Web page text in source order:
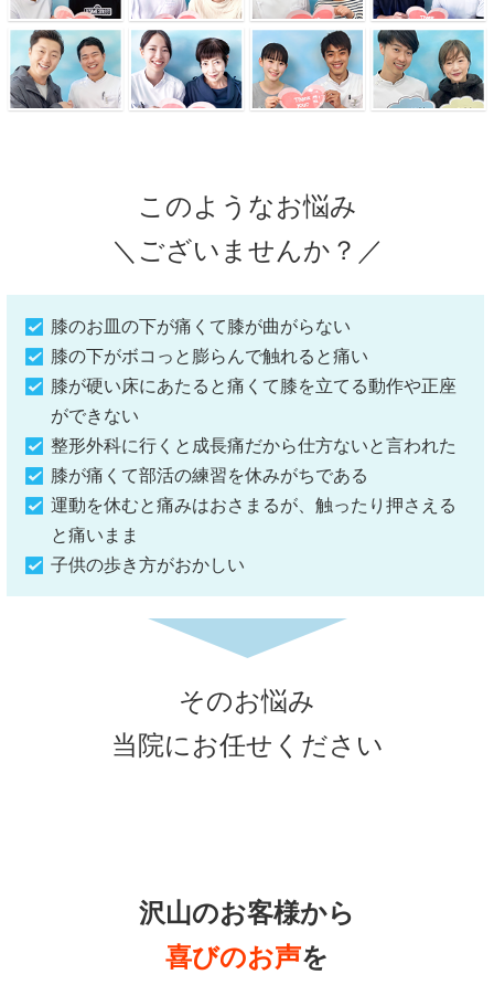
このようなお悩み
＼ございませんか？／
膝のお皿の下が痛くて膝が曲がらない
膝の下がボコっと膨らんで触れると痛い
膝が硬い床にあたると痛くて膝を立てる動作や正座
ができない
整形外科に行くと成長痛だから仕方ないと言われた
膝が痛くて部活の練習を休みがちである
運動を休むと痛みはおさまるが、触ったり押さえる
と痛いまま
子供の歩き方がおかしい
そのお悩み
当院にお任せください
沢山のお客様から
喜びのお声を